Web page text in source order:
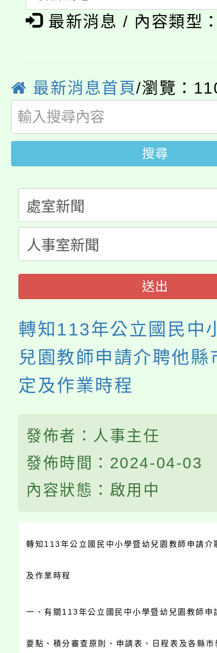
程，歡迎學生輔導中心
縣市「校園短影音徵選
115年食農教育專業人
學期銜接期間理賠案件
版
公告本校115學年度第
代理(課)教師甄選結果(
「2026金融保險知識
車」活動
桃園市115學年度學生
生本土語及新住民語歌
公告本校115學年度第
代理(課)教師甄選結果(
轉知中國文化大學推廣
《TA101》溝通分析基
程，歡迎學生輔導中心
心理、諮商輔導、社會
轉知苗栗縣政府辦理
縣市「校園短影音徵選
門員」簡章及活動海報
最新消息 / 內容類型
最新消息首頁/瀏覽：
搜尋
送出
轉知113年公立國民中
兒園教師申請介聘他縣
定及作業時程
發佈者：人事主任
發佈時間：2024-04-03
內容狀態：啟用中
轉知113年公立國民中小學暨幼兒園教師申請介
及作業時程
一、有關113年公立國民中小學暨幼兒園教師申
要點、積分審查原則、申請表、日程表及各縣